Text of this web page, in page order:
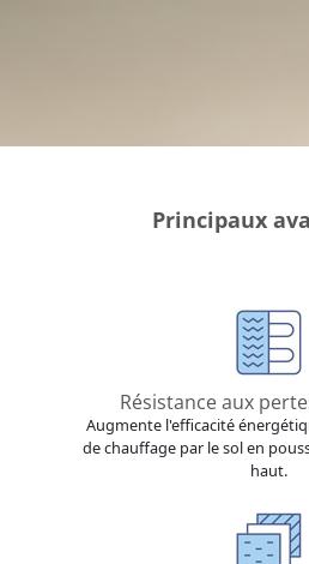
Principaux
Résistance aux
Augmente l'efficacité
de chauffage par le sol en
haut.